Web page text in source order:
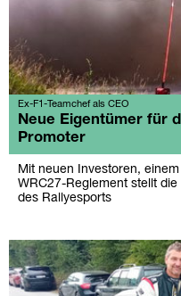
Ex-F1-Teamchef als CEO
Neue Eigentümer für
Promoter
Mit neuen Investoren,
WRC27-Reglement stellt
des Rallyesports